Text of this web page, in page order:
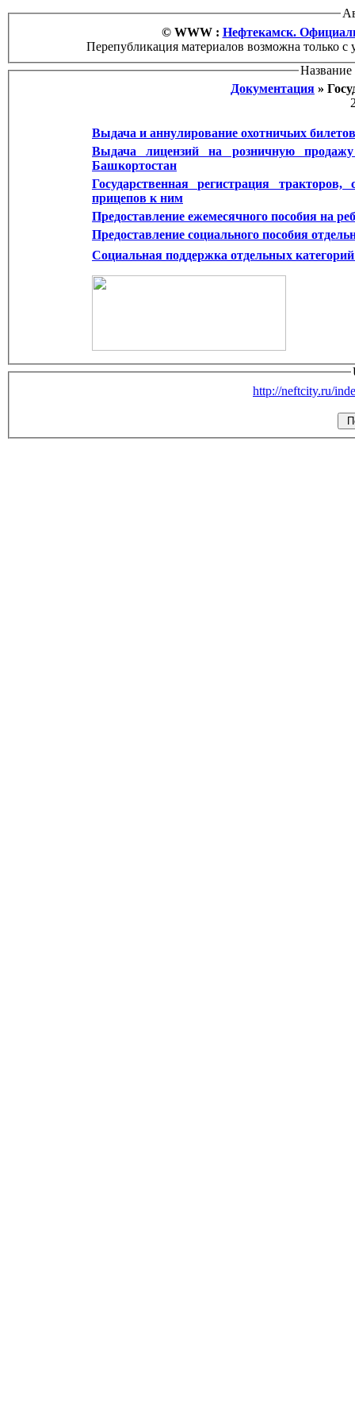
© WWW : Нефтекамск.
Перепубликация материалов возможна только
Название
Документация
»
Выдача и аннулирование охотничьих
Выдача лицензий на розничную
Башкортостан
Государственная регистрация
прицепов к ним
Предоставление ежемесячного пособия на
Предоставление социального пособия
Социальная поддержка отдельных
http://neftcity.ru/